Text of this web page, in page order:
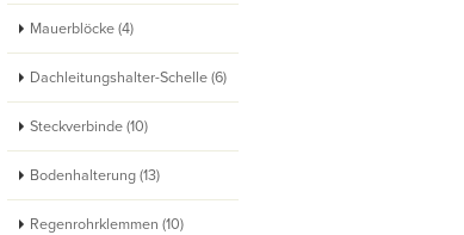
Mauerblöcke (4)
Dachleitungshalter-Schelle (6)
Steckverbinde (10)
Bodenhalterung (13)
Regenrohrklemmen (10)